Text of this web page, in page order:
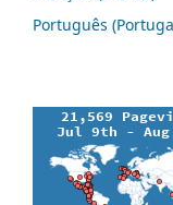
Português